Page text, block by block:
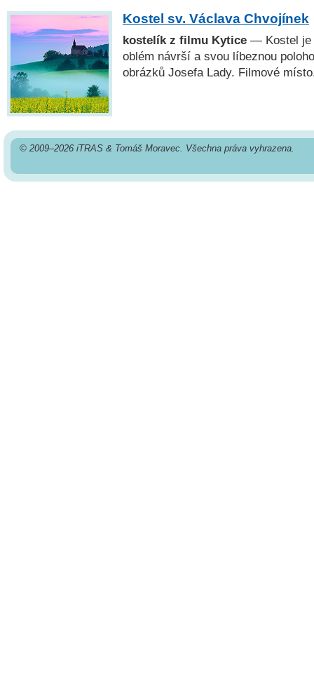
Kostel sv. Václava Chvojínek
kostelík z filmu Kytice — Kostel je
oblém návrší a svou líbeznou
obrázků Josefa Lady. Filmové
© 2009–2026 iTRAS & Tomáš Moravec. Všechna práva vyhrazena.